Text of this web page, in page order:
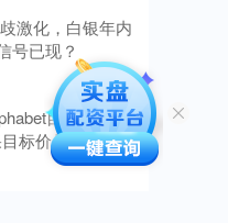
激化，白银年内
号已现？
目标价从每
标价从每股360